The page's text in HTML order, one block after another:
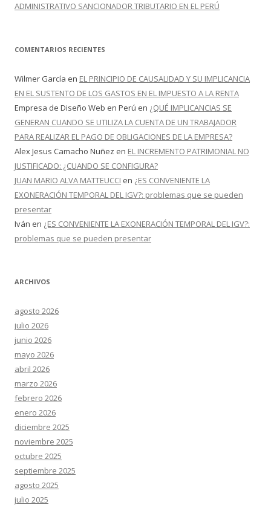
ADMINISTRATIVO SANCIONADOR TRIBUTARIO EN EL PERÚ
COMENTARIOS RECIENTES
Wilmer García en EL PRINCIPIO DE CAUSALIDAD Y SU IMPLICANCIA
EN EL SUSTENTO DE LOS GASTOS EN EL IMPUESTO A LA RENTA
Empresa de Diseño Web en Perú en ¿QUÉ IMPLICANCIAS SE
GENERAN CUANDO SE UTILIZA LA CUENTA DE UN TRABAJADOR
PARA REALIZAR EL PAGO DE OBLIGACIONES DE LA EMPRESA?
Alex Jesus Camacho Nuñez en EL INCREMENTO PATRIMONIAL NO
JUSTIFICADO: ¿CUANDO SE CONFIGURA?
JUAN MARIO ALVA MATTEUCCI en ¿ES CONVENIENTE LA
EXONERACIÓN TEMPORAL DEL IGV?: problemas que se pueden
presentar
Iván en ¿ES CONVENIENTE LA EXONERACIÓN TEMPORAL DEL IGV?:
problemas que se pueden presentar
ARCHIVOS
agosto 2026
julio 2026
junio 2026
mayo 2026
abril 2026
marzo 2026
febrero 2026
enero 2026
diciembre 2025
noviembre 2025
octubre 2025
septiembre 2025
agosto 2025
julio 2025